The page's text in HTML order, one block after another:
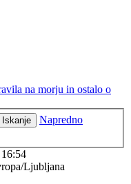
na morju in ostalo o
Iskanje
Napredno
Ljubljana